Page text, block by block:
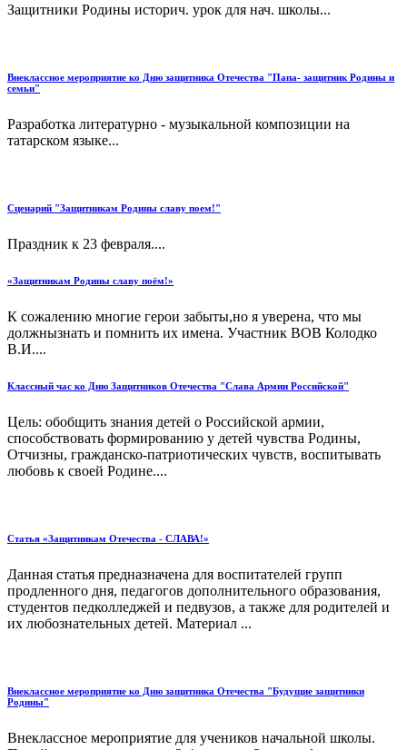
Защитники Родины историч. урок для нач. школы...
Внеклассное мероприятие ко Дню защитника Отечества "Папа- защитник Родины и
семьи"
Разработка литературно - музыкальной композиции на
татарском языке...
Сценарий "Защитникам Родины славу поем!"
Праздник к 23 февраля....
«Защитникам Родины славу поём!»
К сожалению многие герои забыты,но я уверена, что мы
должнызнать и помнить их имена. Участник ВОВ Колодко
В.И....
Классный час ко Дню Защитников Отечества "Слава Армии Российской"
Цель: обобщить знания детей о Российской армии,
способствовать формированию у детей чувства Родины,
Отчизны, гражданско-патриотических чувств, воспитывать
любовь к своей Родине....
Статья «Защитникам Отечества - СЛАВА!»
Данная статья предназначена для воспитателей групп
продленного дня, педагогов дополнительного образования,
студентов педколледжей и педвузов, а также для родителей и
их любознательных детей. Материал ...
Внеклассное мероприятие ко Дню защитника Отечества "Будущие защитники
Родины"
Внеклассное мероприятие для учеников начальной школы.